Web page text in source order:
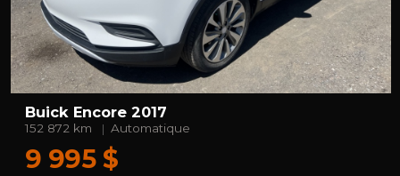
Buick Encore 2017
152 872 km Automatique
9 995 $